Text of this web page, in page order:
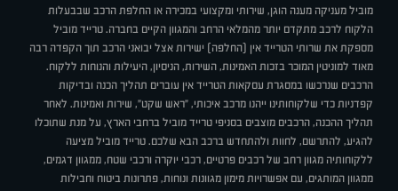
מוביל מעניקה מענה הוגן, שירותי ומקצועי במכירה או החלפת הרכב שבבעלות
הלקוח לרכב מתקדם יותר מהמלאי הרחב והמגוון הקיים בחברה. טרייד מוביל
מספקת את שרותי הטרייד אין (החלפה) ישירות אצל יבואני הרכב תוך הקפדה רבה
מאוד למוניטין המוכר בזכות האמינות, השירות, הניסיון, היעילות והנוחות ללקוח.
הרכבים שנרכשו במסגרת עסקאות הטרייד אין עוברים תהליך הכנה ובדיקות
קפדניות כדי שלקוחותינו ייהנו מרכב איכותי, "ראש שקט", שירות ואמינות. לאחר
תהליך ההכנה, הרכבים מוצבים בסניפי טרייד מוביל ברחבי הארץ, על מנת שתוכלו
להגיע, להתרשם, לחוות ולהתחדש ברכב הבא שלכם. טרייד מוביל מציעה
ללקוחותיה מגוון רחב של רכבים פרטיים, רכבי יוקרה ורכבי שטח, ממגוון דגמים,
ממגוון המותגים, עם אפשרויות מימון מגוונות ונוחות, פתרונות ביטוח וחבילות